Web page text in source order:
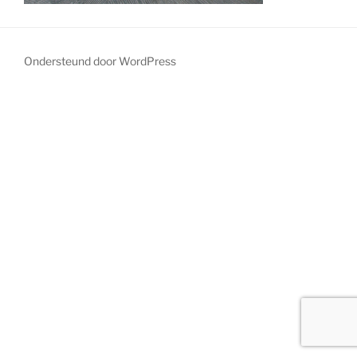
Ondersteund door WordPress